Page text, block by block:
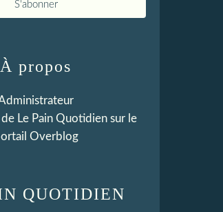
QUOTIDIEN
À propos
Le Pain Quotidiensur le
Overblog